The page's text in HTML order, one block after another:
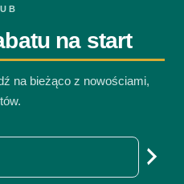
na start
na bieżąco z nowościami,